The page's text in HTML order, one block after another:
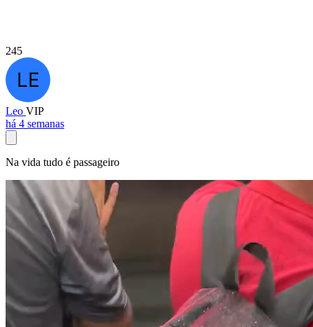
245
Leo VIP
há 4 semanas
Na vida tudo é passageiro